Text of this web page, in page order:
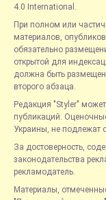
4.0 International.
При полном или
материалов,
обязательно
открытой для
должна быть
второго абзаца.
Редакция "Styler"
публикаций.
Украины, не подлежат
За достоверность,
законодательства
рекламодатель.
Материалы,